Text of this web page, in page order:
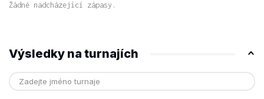
Žádné nadcházející zápasy.
Výsledky na turnajích